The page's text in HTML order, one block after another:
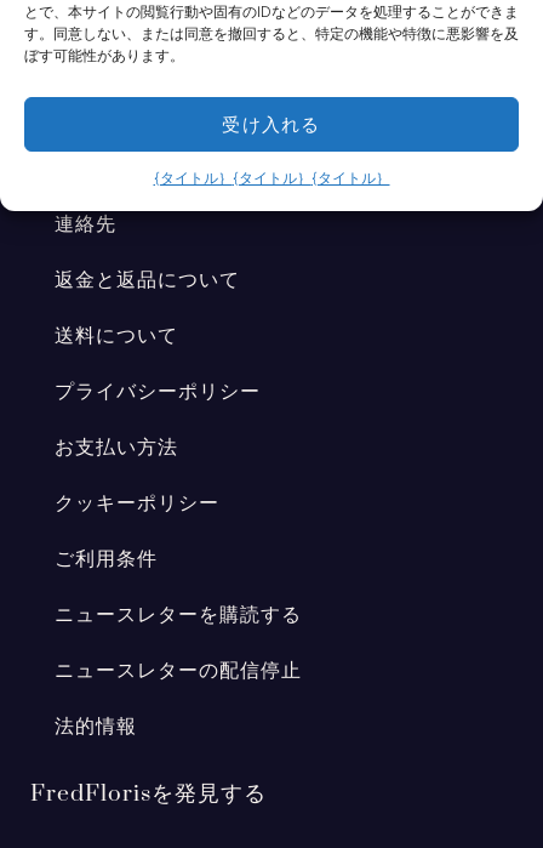
とで、本サイトの閲覧行動や固有のIDなどのデータを処理することができま
す。同意しない、または同意を撤回すると、特定の機能や特徴に悪影響を及
ぼす可能性があります。
受け入れる
{タイトル｝ {タイトル｝ {タイトル｝
ニュースレターを購読する
ヘルプ＆インフォメーション
リーガル・ハブ
連絡先
返金と返品について
送料について
プライバシーポリシー
お支払い方法
クッキーポリシー
ご利用条件
ニュースレターを購読する
ニュースレターの配信停止
法的情報
FredFlorisを発見する